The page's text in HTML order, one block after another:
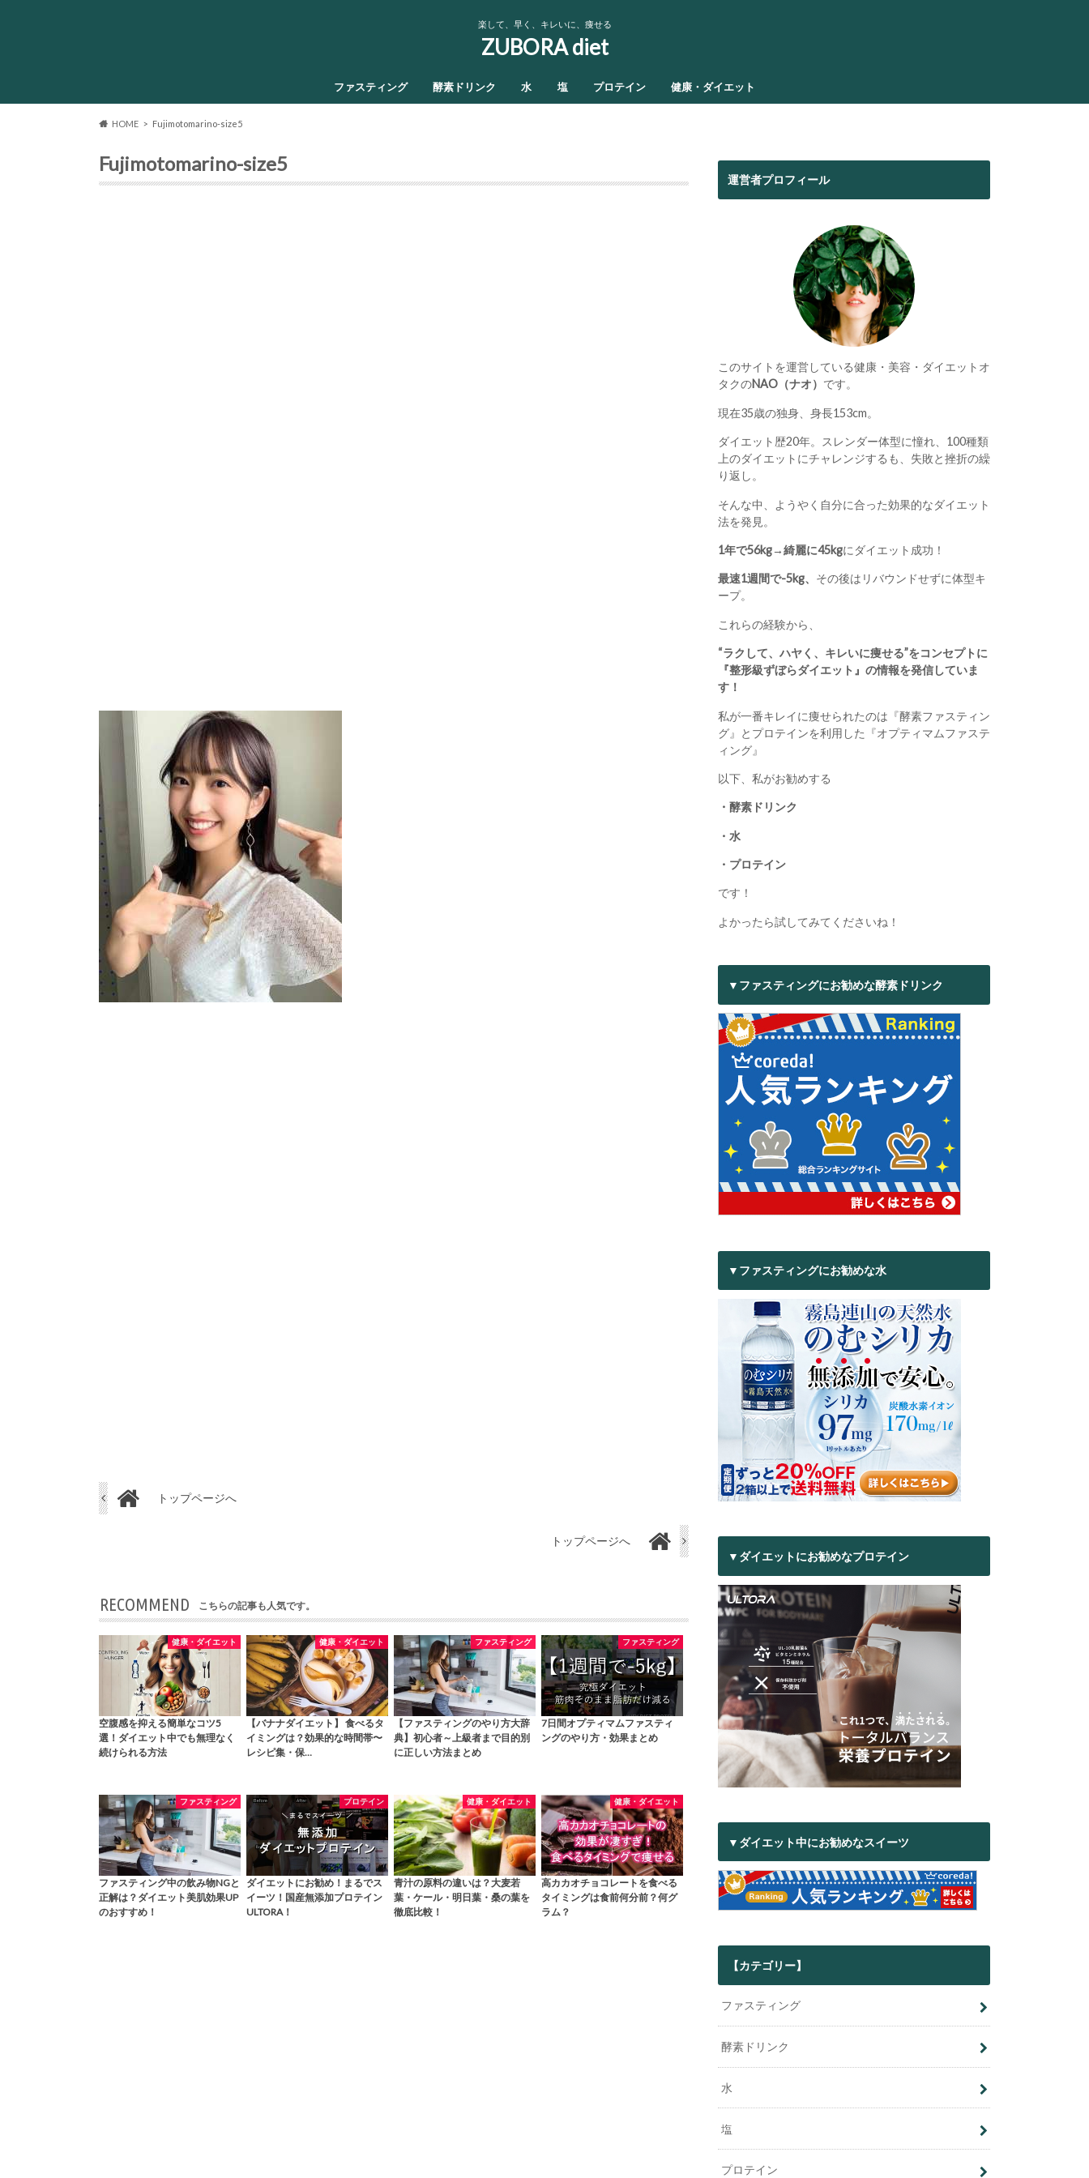
楽して、早く、キレいに、痩せる
ZUBORA diet
ファスティング 酵素ドリンク 水 塩 プロテイン 健康・ダイエット
HOME Fujimotomarino-size5
Fujimotomarino-size5
トップページへ
トップページへ
RECOMMEND こちらの記事も人気です。
健康・ダイエット
空腹感を抑える簡単なコツ5
選！ダイエット中でも無理なく
続けられる方法
健康・ダイエット
【バナナダイエット】 食べるタ
イミングは？効果的な時間帯〜
レシピ集・保…
ファスティング
【ファスティングのやり方大辞
典】初心者～上級者まで目的別
に正しい方法まとめ
ファスティング
7日間オプティマムファスティ
ングのやり方・効果まとめ
ファスティング
ファスティング中の飲み物NGと
正解は？ダイエット美肌効果UP
のおすすめ！
プロテイン
ダイエットにお勧め！まるでス
イーツ！国産無添加プロテイン
ULTORA！
健康・ダイエット
青汁の原料の違いは？大麦若
葉・ケール・明日葉・桑の葉を
徹底比較！
健康・ダイエット
高カカオチョコレートを食べる
タイミングは食前何分前？何グ
ラム？
運営者プロフィール
このサイトを運営している健康・美容・ダイエットオ
タクのNAO（ナオ） です。
現在35歳の独身、身長153cm。
ダイエット歴20年。スレンダー体型に憧れ、100種類
上のダイエットにチャレンジするも、失敗と挫折の繰
り返し。
そんな中、ようやく自分に合った効果的なダイエット
法を発見。
1年で56kg→綺麗に45kgにダイエット成功！
最速1週間で-5kg、 その後はリバウンドせずに体型キ
ープ。
これらの経験から、
“ラクして、ハヤく、キレいに痩せる”をコンセプトに
『整形級ずぼらダイエット』の情報を発信していま
す！
私が一番キレイに痩せられたのは『酵素ファスティン
グ』とプロテインを利用した『オプティマムファステ
ィング』
以下、私がお勧めする
・酵素ドリンク
・水
・プロテイン
です！
よかったら試してみてくださいね！
▼ファスティングにお勧めな酵素ドリンク
▼ファスティングにお勧めな水
▼ダイエットにお勧めなプロテイン
▼ダイエット中にお勧めなスイーツ
【カテゴリー】
ファスティング
酵素ドリンク
水
塩
プロテイン